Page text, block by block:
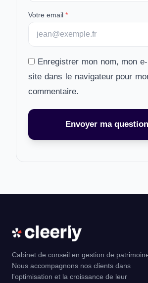
Votre email *
Enregistrer mon nom, mon
site dans le navigateur pour
commentaire.
Envoyer ma question
Cabinet de conseil en gestion de
Nous accompagnons nos clients dans
l'optimisation et la croissance de leur